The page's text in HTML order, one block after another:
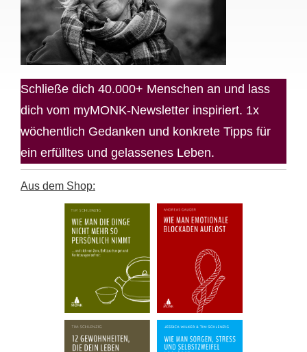
Schließe dich 40.000+ Menschen an und lass
dich vom myMONK-Newsletter inspiriert. 1x
wöchentlich Gedanken und konkrete Tipps für
ein erfülltes und gelassenes Leben.
Aus dem Shop: